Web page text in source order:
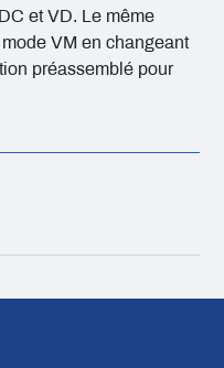
et VD. Le même
VM en changeant
préassemblé pour